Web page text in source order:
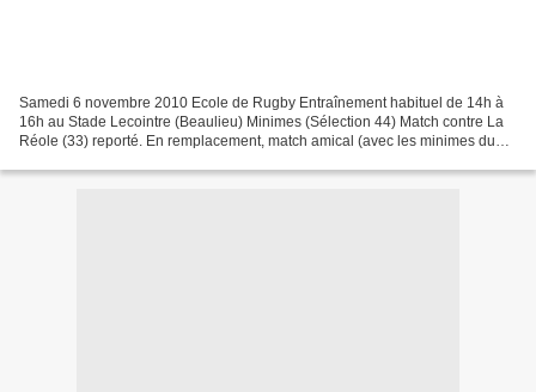
Samedi 6 novembre 2010 Ecole de Rugby Entraînement habituel de 14h à
16h au Stade Lecointre (Beaulieu) Minimes (Sélection 44) Match contre La
Réole (33) reporté. En remplacement, match amical (avec les minimes du